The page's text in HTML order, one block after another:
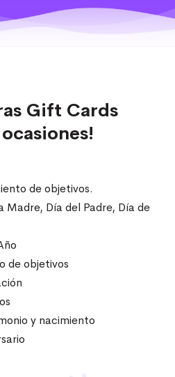
Gift Cards
de objetivos.
Madre, Día del Padre, Día de
de objetivos
y nacimiento